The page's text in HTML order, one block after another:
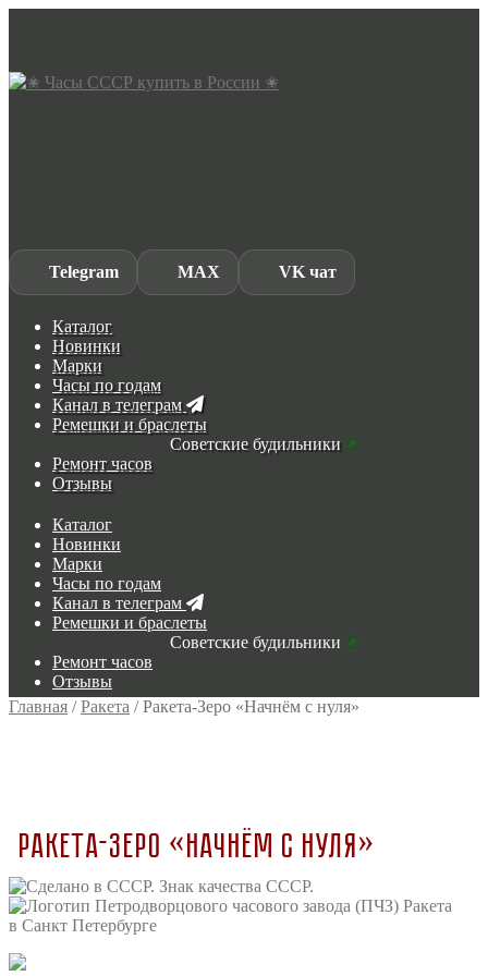
Skip
Skip
Telegram MAX VK чат
Каталог
Новинки
Марки
Часы по годам
Канал в телеграм
Ремешки и браслеты
Советские будильники
Ремонт часов
Отзывы
Каталог
Новинки
Марки
Часы по годам
Канал в телеграм
Ремешки и браслеты
Советские будильники
Ремонт часов
Отзывы
Главная /Ракета /Ракета-Зеро «Начнём с нуля»
Ракета-Зеро «Начнём с нуля»